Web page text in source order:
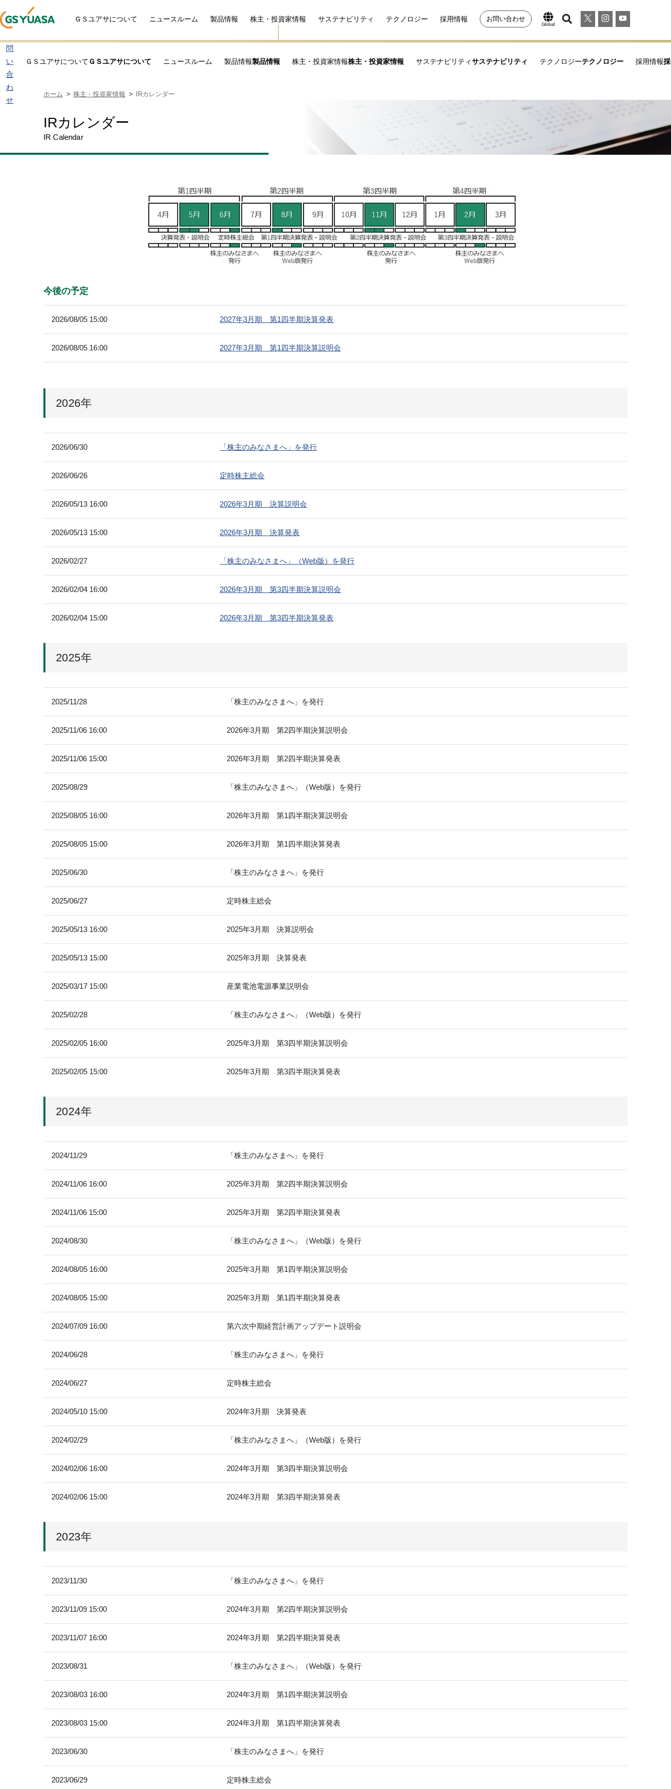
問
い
合
わ
せ
ＧＳユアサについて ＧＳユアサについて ニュースルーム 製品情報製品情報 株主・投資家情報株主・投資家情報 サステナビリティサステナビリティ テクノロジーテクノロジー 採用情報
ＧＳユアサについて ニュースルーム 製品情報 株主・投資家情報 サステナビリティ テクノロジー 採用情報 お問い合わせ
ホーム 株主・投資家情報 IRカレンダー
IR Calendar
IRカレンダー
今後の予定
2026/08/05 15:00 2027年3月期 第1四半期決算発表
2026/08/05 16:00 2027年3月期 第1四半期決算説明会
2026年
2026/06/30 「株主のみなさまへ」を発行
2026/06/26 定時株主総会
2026/05/13 16:00 2026年3月期 決算説明会
2026/05/13 15:00 2026年3月期 決算発表
2026/02/27 「株主のみなさまへ」（Web版）を発行
2026/02/04 16:00 2026年3月期 第3四半期決算説明会
2026/02/04 15:00 2026年3月期 第3四半期決算発表
2025年
2025/11/28 「株主のみなさまへ」を発行
2025/11/06 16:00 2026年3月期 第2四半期決算説明会
2025/11/06 15:00 2026年3月期 第2四半期決算発表
2025/08/29 「株主のみなさまへ」（Web版）を発行
2025/08/05 16:00 2026年3月期 第1四半期決算説明会
2025/08/05 15:00 2026年3月期 第1四半期決算発表
2025/06/30 「株主のみなさまへ」を発行
2025/06/27 定時株主総会
2025/05/13 16:00 2025年3月期 決算説明会
2025/05/13 15:00 2025年3月期 決算発表
2025/03/17 15:00 産業電池電源事業説明会
2025/02/28 「株主のみなさまへ」（Web版）を発行
2025/02/05 16:00 2025年3月期 第3四半期決算説明会
2025/02/05 15:00 2025年3月期 第3四半期決算発表
2024年
2024/11/29 「株主のみなさまへ」を発行
2024/11/06 16:00 2025年3月期 第2四半期決算説明会
2024/11/06 15:00 2025年3月期 第2四半期決算発表
2024/08/30 「株主のみなさまへ」（Web版）を発行
2024/08/05 16:00 2025年3月期 第1四半期決算説明会
2024/08/05 15:00 2025年3月期 第1四半期決算発表
2024/07/09 16:00 第六次中期経営計画アップデート説明会
2024/06/28 「株主のみなさまへ」を発行
2024/06/27 定時株主総会
2024/05/10 15:00 2024年3月期 決算発表
2024/02/29 「株主のみなさまへ」（Web版）を発行
2024/02/06 16:00 2024年3月期 第3四半期決算説明会
2024/02/06 15:00 2024年3月期 第3四半期決算発表
2023年
2023/11/30 「株主のみなさまへ」を発行
2023/11/09 15:00 2024年3月期 第2四半期決算説明会
2023/11/07 16:00 2024年3月期 第2四半期決算発表
2023/08/31 「株主のみなさまへ」（Web版）を発行
2023/08/03 16:00 2024年3月期 第1四半期決算説明会
2023/08/03 15:00 2024年3月期 第1四半期決算発表
2023/06/30 「株主のみなさまへ」を発行
2023/06/29 定時株主総会